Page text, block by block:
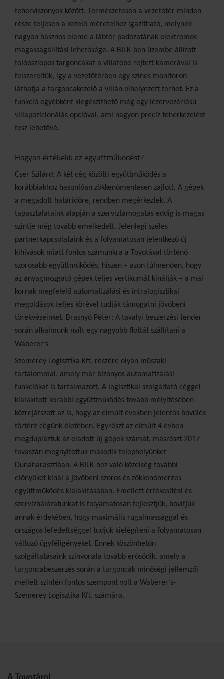
teherviszonyok között. Természetesen a vezetőtér minden
része teljesen a kezelő méreteihez igazítható, melynek
nagyon hasznos eleme a lábtér padozatának elektromos
magasságállítási lehetősége. A BILK-ben üzembe állított
tolóoszlopos targoncákat a villatőbe rejtett kamerával is
felszereltük, így a vezetőtérben egy színes monitoron
láthatja a targoncakezelő a villán elhelyezett terhet. Ez a
funkció egyébként kiegészíthető még egy lézervezérlésű
villapozícionálás opcióval, ami nagyon precíz teherkezelést
tesz lehetővé.
Hogyan értékelik az együttműködést?
Cser Szilárd: A két cég közötti együttműködés a
korábbiakhoz hasonlóan zökkenőmentesen zajlott. A gépek
a megadott határidőre, rendben megérkeztek. A
tapasztalataink alapján a szerviztámogatás eddig is magas
szintje még tovább emelkedett. Jelenlegi széles
partnerkapcsolataink és a folyamatosan jelentkező új
kihívások miatt fontos számunkra a Toyotával történő
szorosabb együttműködés, hiszen – azon túlmenően, hogy
az anyagmozgató gépek teljes vertikumát kínálják – a mai
kornak megfelelő automatizálási és intralogisztikai
megoldások teljes körével tudják támogatni jövőbeni
törekvéseinket. Brasnyó Péter: A tavalyi beszerzési tender
során alkalmunk nyílt egy nagyobb flottát szállítani a
Waberer’s-
Szemerey Logisztika Kft. részére olyan műszaki
tartalommal, amely már bizonyos automatizálási
funkciókat is tartalmazott. A logisztikai szolgáltató céggel
kialakított korábbi együttműködés tovább mélyítésében
közrejátszott az is, hogy az elmúlt években jelentős bővülés
történt cégünk életében. Egyrészt az elmúlt 4 évben
megdupláztuk az eladott új gépek számát, másrészt 2017
tavaszán megnyitottuk második telephelyünket
Dunaharasztiban. A BILK-hez való közelség további
előnyöket kínál a jövőbeni szoros és zökkenőmentes
együttműködés kialakításában. Emellett értékesítési és
szervizhálózatunkat is folyamatosan fejlesztjük, bővítjük
annak érdekében, hogy maximális rugalmassággal és
országos lefedettséggel tudjuk kielégíteni a folyamatosan
változó ügyféligényeket. Ennek köszönhetőn
szolgáltatásaink színvonala tovább erősödik, amely a
targoncabeszerzés során a targoncák minőségi jellemzői
mellett szintén fontos szempont volt a Waberer’s-
Szemerey Logisztika Kft. számára.